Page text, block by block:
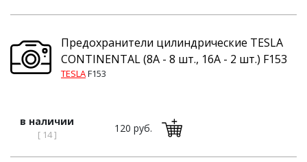
Предохранители цилиндрические TESLA
CONTINENTAL (8А - 8 шт., 16А - 2 шт.) F153
TESLAF153
в наличии
[ 14 ]
120 руб.